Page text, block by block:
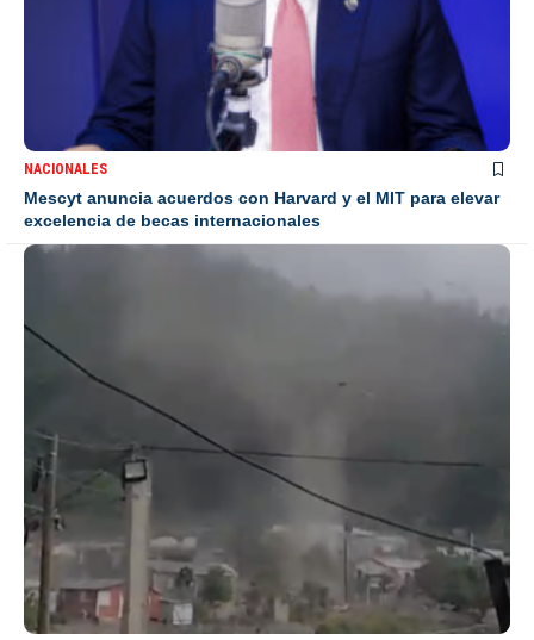
NACIONALES
Mescyt anuncia acuerdos con Harvard y el MIT para elevar
excelencia de becas internacionales